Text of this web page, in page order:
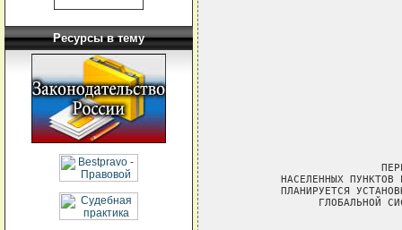
Ресурсы в тему
НАСЕЛЕННЫХ ПУНКТОВ
ПЛАНИРУЕТСЯ
ГЛОБАЛЬНОЙ